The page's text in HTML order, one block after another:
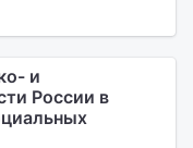
и
России в